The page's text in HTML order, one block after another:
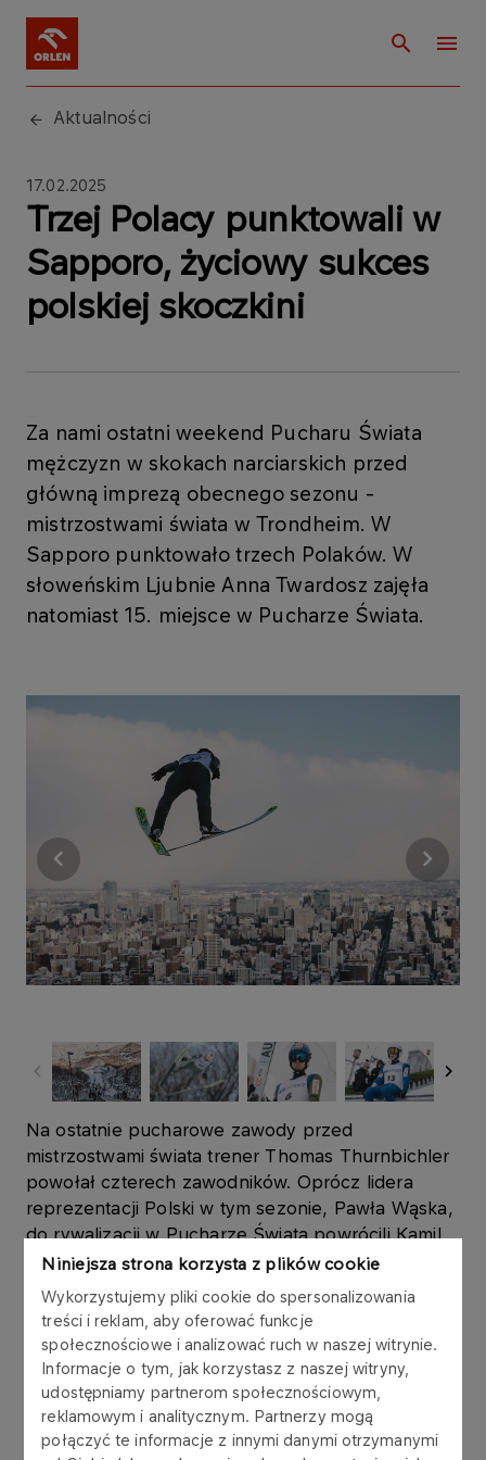
Niniejsza strona korzysta z plików cookie
Wykorzystujemy pliki cookie do spersonalizowania
treści i reklam, aby oferować funkcje
społecznościowe i analizować ruch w naszej witrynie.
Informacje o tym, jak korzystasz z naszej witryny,
udostępniamy partnerom społecznościowym,
reklamowym i analitycznym. Partnerzy mogą
połączyć te informacje z innymi danymi otrzymanymi
Aktualności
17.02.2025
Trzej Polacy punktowali w
Sapporo, życiowy sukces
polskiej skoczkini
Za nami ostatni weekend Pucharu Świata
mężczyzn w skokach narciarskich przed
główną imprezą obecnego sezonu -
mistrzostwami świata w Trondheim. W
Sapporo punktowało trzech Polaków. W
słoweńskim Ljubnie Anna Twardosz zajęła
natomiast 15. miejsce w Pucharze Świata.
Na ostatnie pucharowe zawody przed
mistrzostwami świata trener Thomas Thurnbichler
powołał czterech zawodników. Oprócz lidera
reprezentacji Polski w tym sezonie, Pawła Wąska,
do rywalizacji w Pucharze Świata powrócili Kamil
Stoch, Maciej Kot oraz Kacper Juroszek.
Sobotni konkurs na olimpijskiej Okurayamie w
Sapporo nie do końca ułożył się po myśli naszych
reprezentantów. Najlepszy okazał się Paweł
Wąsek, który po skokach na odległość 118 m oraz
126 m uplasował się na dziewiętnastej pozycji.
Pucharowe punkty zdobyli również dwudziesty